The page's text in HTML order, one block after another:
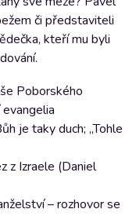
či představiteli
kteří mu byli
Poborského
je taky duch; „Tohle
z Izraele (Daniel
– rozhovor se